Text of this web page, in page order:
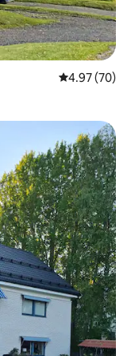
Rating medju
4.97 (70)